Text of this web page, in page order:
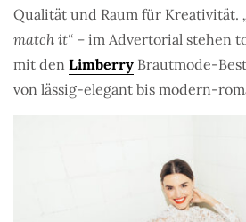
Qualität und Raum für Kreativität.
match it“ – im Advertorial stehen
mit den Limberry Brautmode-
von lässig-elegant bis modern-